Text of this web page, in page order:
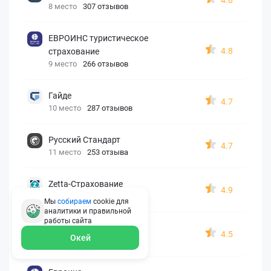
8 место 307 отзывов
ЕВРОИНС туристическое
страхование
9 место 266 отзывов
4.8
Гайде
10 место 287 отзывов
4.7
Русский Стандарт
11 место 253 отзыва
4.7
Zetta-Страхование
162 отзыва
4.9
СберСтрахование
13 место 326 отзывов
4.5
Мы собираем cookie для
аналитики и правильной
работы сайта
Окей